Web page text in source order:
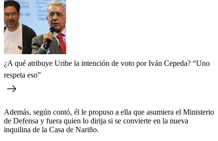
¿A qué atribuye Uribe la intención de voto por Iván Cepeda? “Uno
respeta eso”
Además, según contó, él le propuso a ella que asumiera el Ministerio
de Defensa y fuera quien lo dirija si se convierte en la nueva
inquilina de la Casa de Nariño.